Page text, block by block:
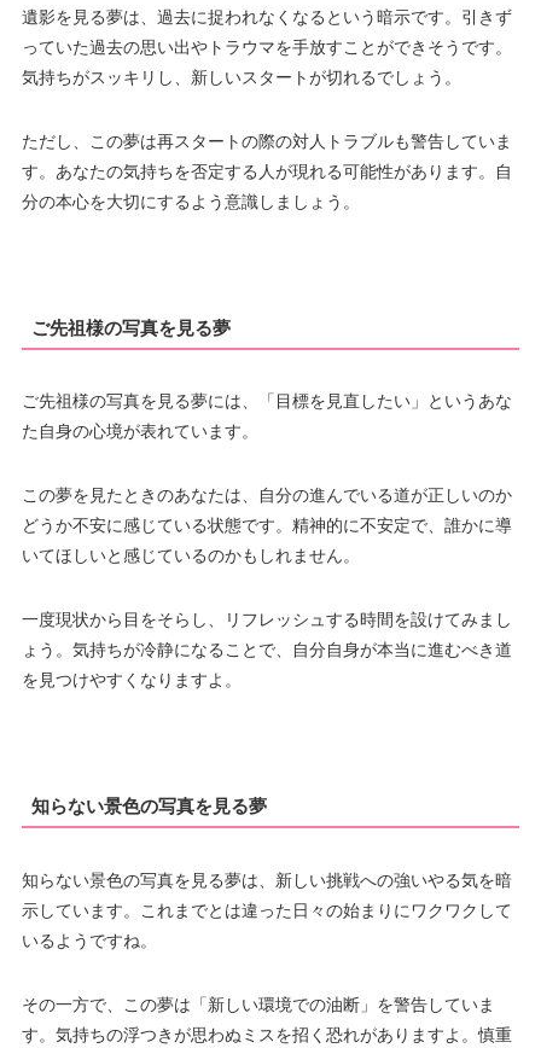
遺影を見る夢は、過去に捉われなくなるという暗示です。引きず
っていた過去の思い出やトラウマを手放すことができそうです。
気持ちがスッキリし、新しいスタートが切れるでしょう。
ただし、この夢は再スタートの際の対人トラブルも警告していま
す。あなたの気持ちを否定する人が現れる可能性があります。自
分の本心を大切にするよう意識しましょう。
ご先祖様の写真を見る夢
ご先祖様の写真を見る夢には、「目標を見直したい」というあな
た自身の心境が表れています。
この夢を見たときのあなたは、自分の進んでいる道が正しいのか
どうか不安に感じている状態です。精神的に不安定で、誰かに導
いてほしいと感じているのかもしれません。
一度現状から目をそらし、リフレッシュする時間を設けてみまし
ょう。気持ちが冷静になることで、自分自身が本当に進むべき道
を見つけやすくなりますよ。
知らない景色の写真を見る夢
知らない景色の写真を見る夢は、新しい挑戦への強いやる気を暗
示しています。これまでとは違った日々の始まりにワクワクして
いるようですね。
その一方で、この夢は「新しい環境での油断」を警告していま
す。気持ちの浮つきが思わぬミスを招く恐れがありますよ。慎重